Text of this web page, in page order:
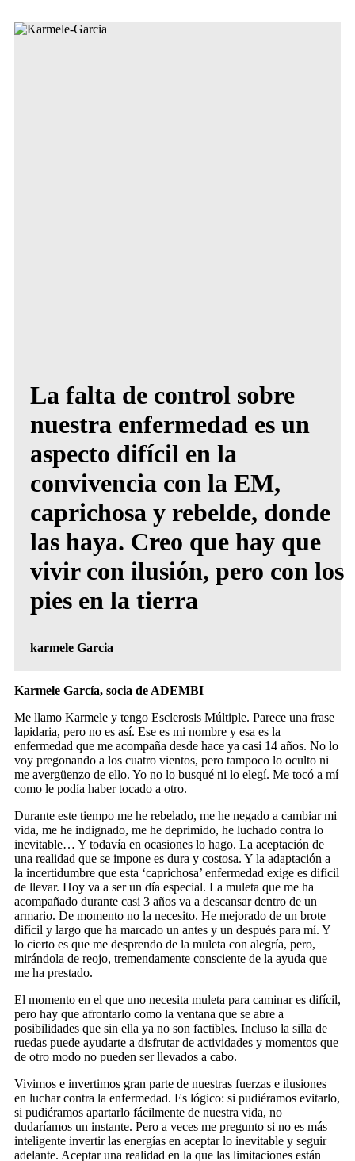
La falta de control sobre
nuestra enfermedad es un
aspecto difícil en la
convivencia con la EM,
caprichosa y rebelde, donde
las haya. Creo que hay que
vivir con ilusión, pero con los
pies en la tierra
karmele Garcia
Karmele García, socia de ADEMBI
Me llamo Karmele y tengo Esclerosis Múltiple. Parece una frase
lapidaria, pero no es así. Ese es mi nombre y esa es la
enfermedad que me acompaña desde hace ya casi 14 años. No lo
voy pregonando a los cuatro vientos, pero tampoco lo oculto ni
me avergüenzo de ello. Yo no lo busqué ni lo elegí. Me tocó a mí
como le podía haber tocado a otro.
Durante este tiempo me he rebelado, me he negado a cambiar mi
vida, me he indignado, me he deprimido, he luchado contra lo
inevitable… Y todavía en ocasiones lo hago. La aceptación de
una realidad que se impone es dura y costosa. Y la adaptación a
la incertidumbre que esta ‘caprichosa’ enfermedad exige es difícil
de llevar. Hoy va a ser un día especial. La muleta que me ha
acompañado durante casi 3 años va a descansar dentro de un
armario. De momento no la necesito. He mejorado de un brote
difícil y largo que ha marcado un antes y un después para mí. Y
lo cierto es que me desprendo de la muleta con alegría, pero,
mirándola de reojo, tremendamente consciente de la ayuda que
me ha prestado.
El momento en el que uno necesita muleta para caminar es difícil,
pero hay que afrontarlo como la ventana que se abre a
posibilidades que sin ella ya no son factibles. Incluso la silla de
ruedas puede ayudarte a disfrutar de actividades y momentos que
de otro modo no pueden ser llevados a cabo.
Vivimos e invertimos gran parte de nuestras fuerzas e ilusiones
en luchar contra la enfermedad. Es lógico: si pudiéramos evitarlo,
si pudiéramos apartarlo fácilmente de nuestra vida, no
dudaríamos un instante. Pero a veces me pregunto si no es más
inteligente invertir las energías en aceptar lo inevitable y seguir
adelante. Aceptar una realidad en la que las limitaciones están